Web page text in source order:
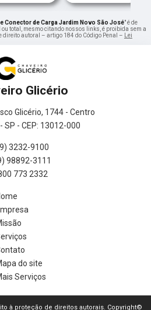
Conector de Carga Jardim Novo São José" é de
total, mesmo citando nossos links, é proibida sem a
direito autoral – artigo 184 do Código Penal –
Lei
Glicério
Glicério, 1744 - Centro
SP - CEP: 13012-000
3232-9100
98892-3111
773 2332
do site
Serviços
à proteção de direitos autorais. Copyright©